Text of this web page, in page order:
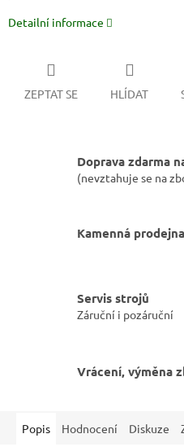
Detailní informace
ZEPTAT SE HLÍDAT
Doprava zdarma
(nevztahuje se na
Kamenná
Servis strojů
Záruční i pozáruční
Vrácení, výměna
Popis Hodnocení Diskuze